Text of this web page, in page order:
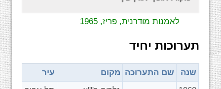
לאמנות מודרנית, פריז, 1965
תערוכות יחיד
שנה שם התערוכה מקום
עיר